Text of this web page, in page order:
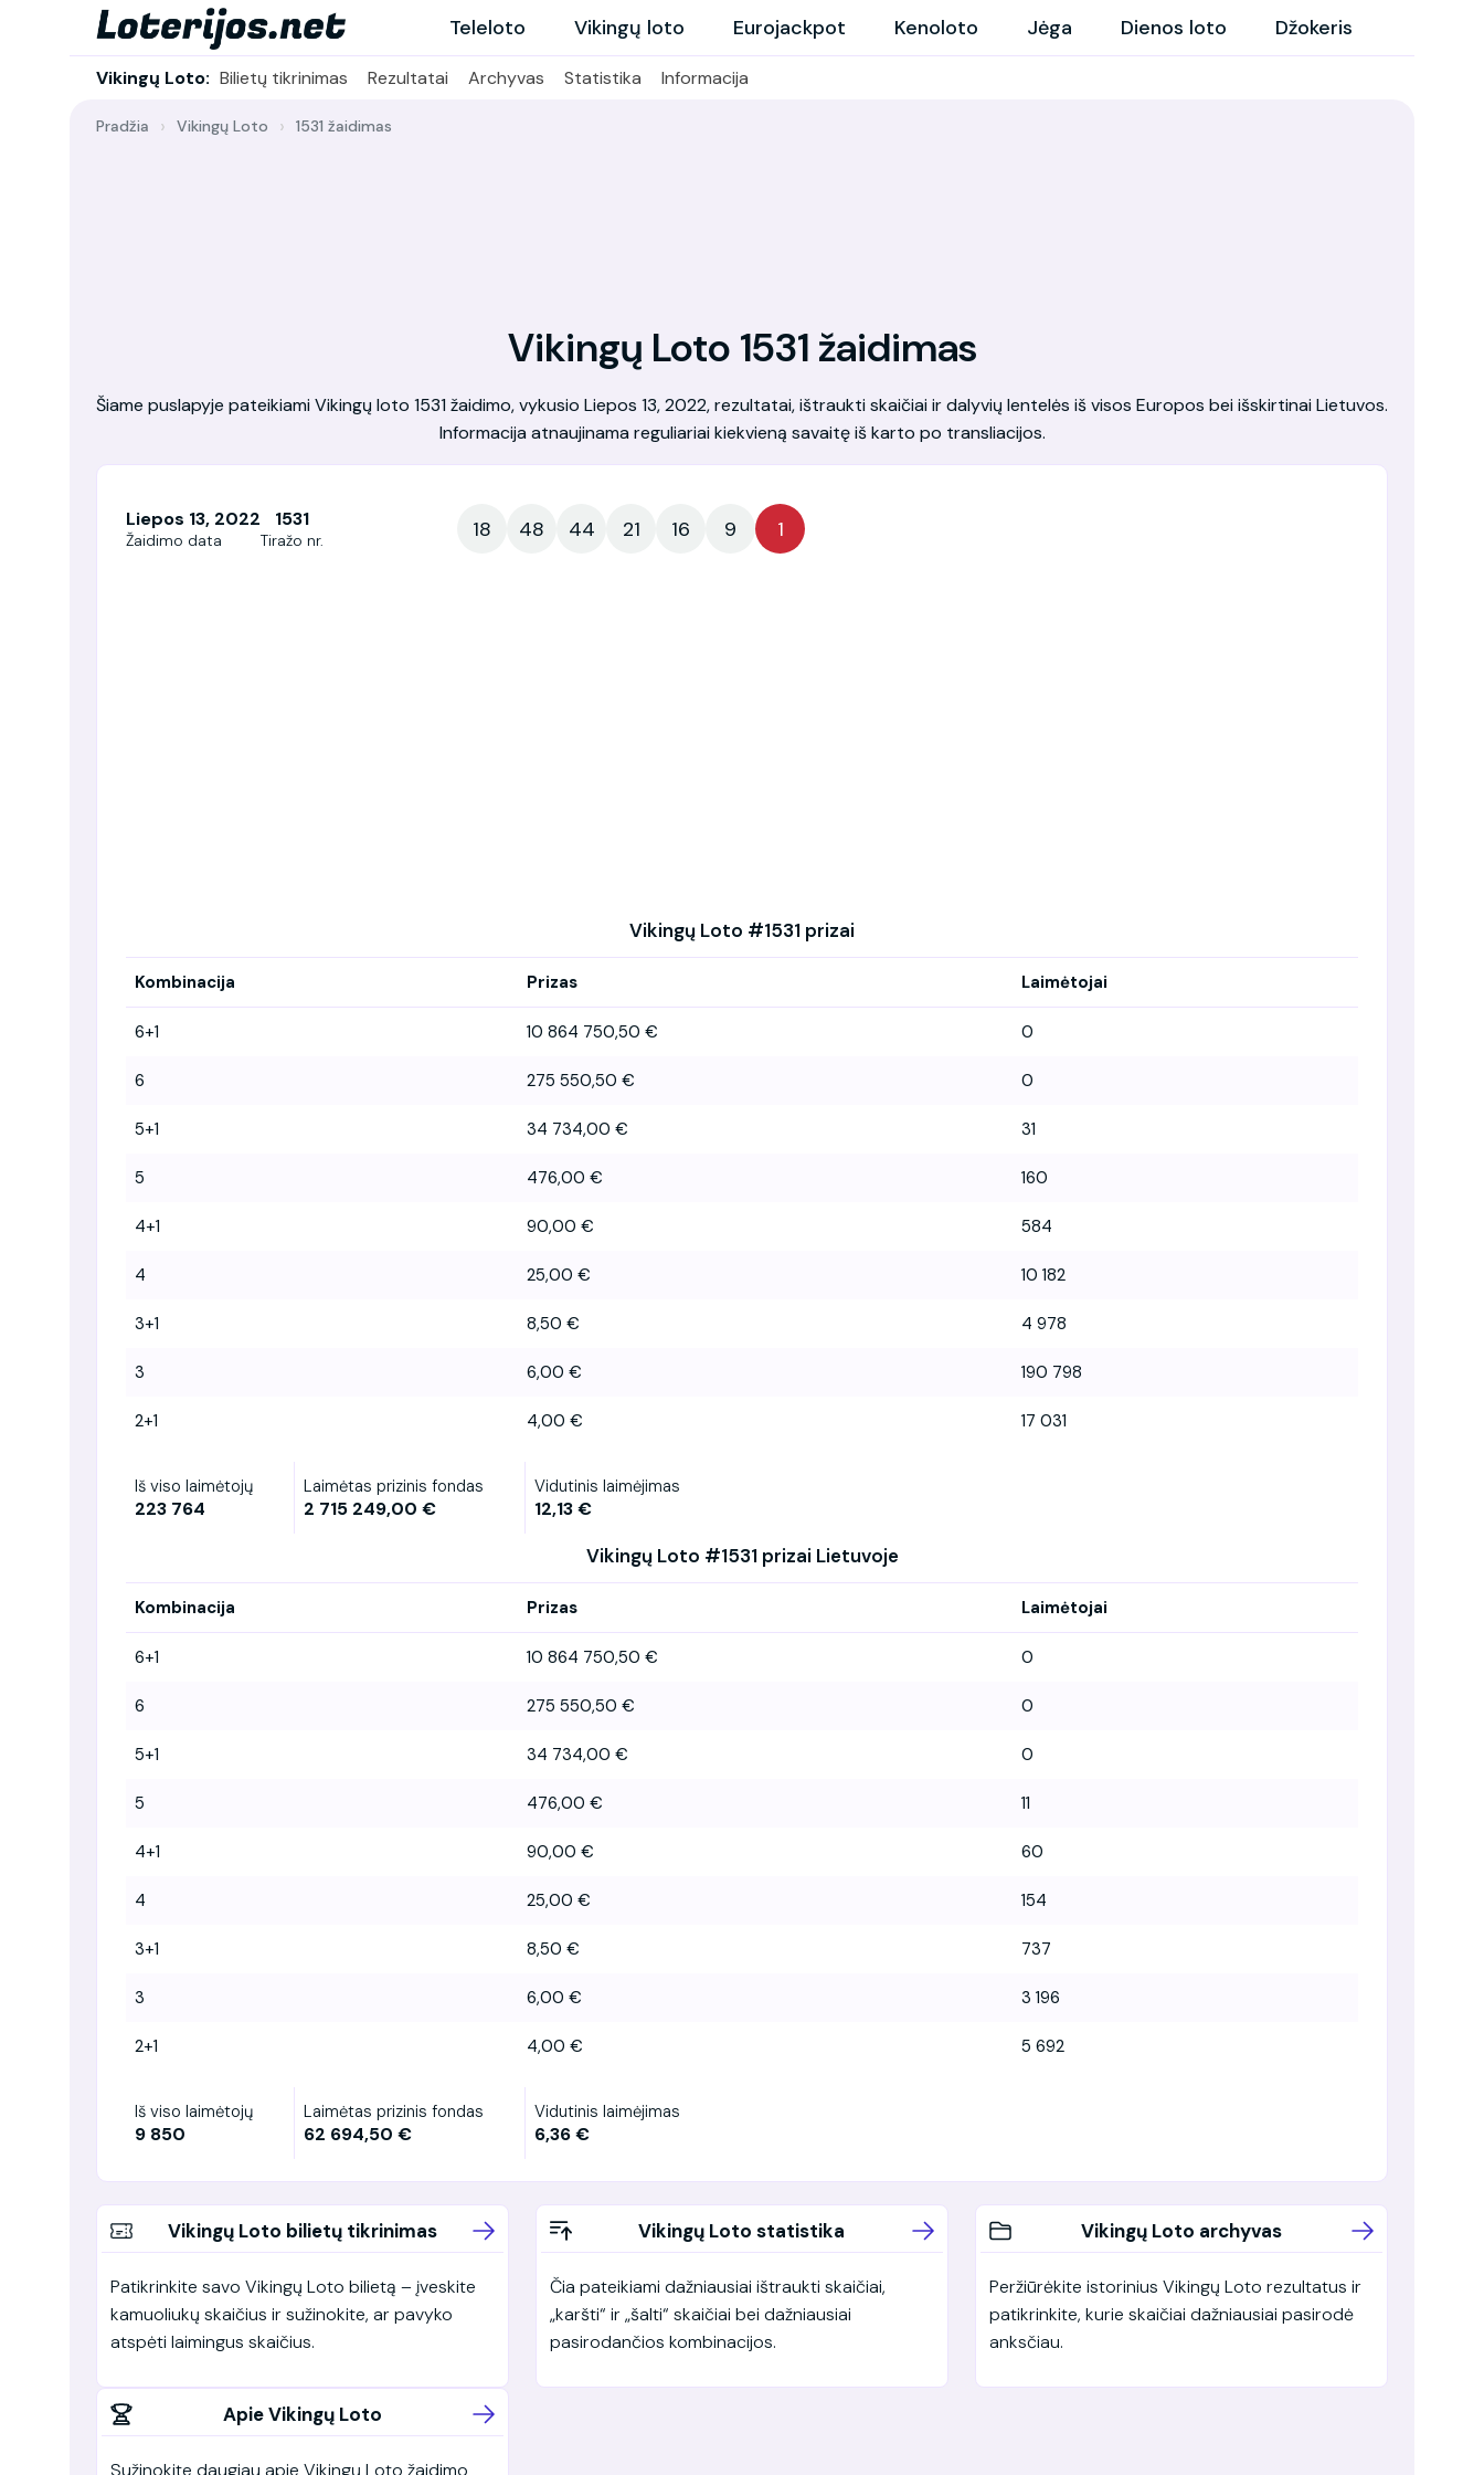
Teleloto Vikingų loto Eurojackpot Kenoloto Jėga Dienos loto Džokeris
Vikingų Loto: Bilietų tikrinimas Rezultatai Archyvas Statistika Informacija
Pradžia Vikingų Loto 1531 žaidimas
Vikingų Loto 1531 žaidimas
Šiame puslapyje pateikiami Vikingų loto 1531 žaidimo, vykusio Liepos 13, 2022, rezultatai, ištraukti skaičiai ir dalyvių lentelės iš visos Europos bei išskirtinai Lietuvos.
Informacija atnaujinama reguliariai kiekvieną savaitę iš karto po transliacijos.
Liepos 13, 2022
Žaidimo data
1531
Tiražo nr. 18 48 44 21 16 9 1
Vikingų Loto #1531 prizai
Kombinacija Prizas Laimėtojai
6+1 10 864 750,50 € 0
6 275 550,50 € 0
5+1 34 734,00 € 31
5 476,00 € 160
4+1 90,00 € 584
4 25,00 € 10 182
3+1 8,50 € 4 978
3 6,00 € 190 798
2+1 4,00 € 17 031
Iš viso laimėtojų
223 764
Laimėtas prizinis fondas
2 715 249,00 €
Vidutinis laimėjimas
12,13 €
Vikingų Loto #1531 prizai Lietuvoje
Kombinacija Prizas Laimėtojai
6+1 10 864 750,50 € 0
6 275 550,50 € 0
5+1 34 734,00 € 0
5 476,00 € 11
4+1 90,00 € 60
4 25,00 € 154
3+1 8,50 € 737
3 6,00 € 3 196
2+1 4,00 € 5 692
Iš viso laimėtojų
9 850
Laimėtas prizinis fondas
62 694,50 €
Vidutinis laimėjimas
6,36 €
Vikingų Loto bilietų tikrinimas
Patikrinkite savo Vikingų Loto bilietą – įveskite
kamuoliukų skaičius ir sužinokite, ar pavyko
atspėti laimingus skaičius.
Vikingų Loto statistika
Čia pateikiami dažniausiai ištraukti skaičiai,
„karšti“ ir „šalti“ skaičiai bei dažniausiai
pasirodančios kombinacijos.
Vikingų Loto archyvas
Peržiūrėkite istorinius Vikingų Loto rezultatus ir
patikrinkite, kurie skaičiai dažniausiai pasirodė
anksčiau.
Apie Vikingų Loto
Sužinokite daugiau apie Vikingų Loto žaidimo